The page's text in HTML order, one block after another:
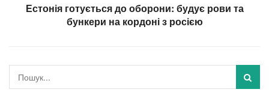
Естонія готується до оборони: будує рови та
бункери на кордоні з росією